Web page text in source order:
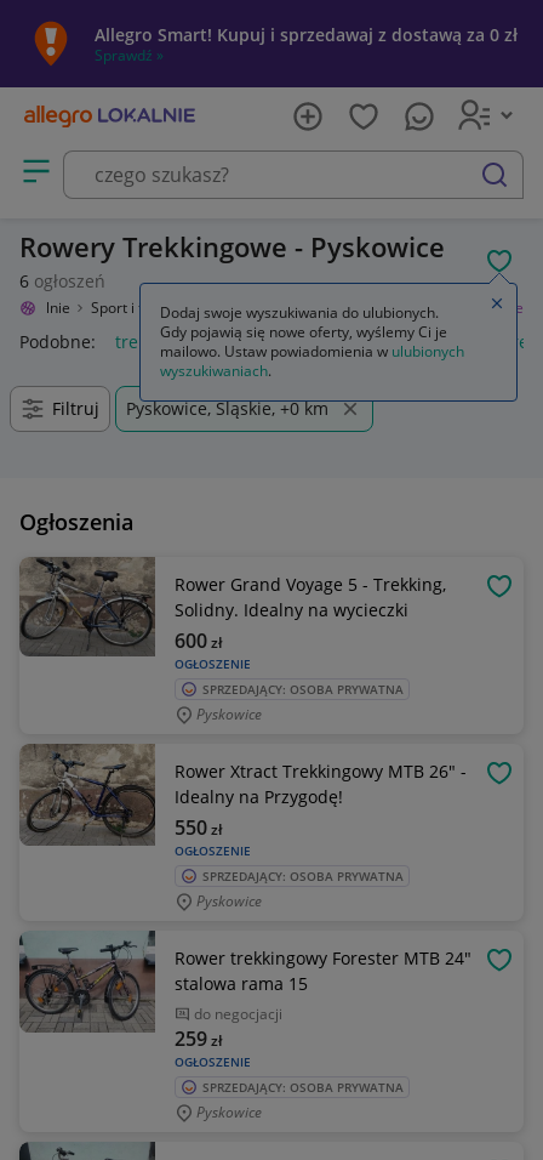
Allegro Smart! Kupuj i sprzedawaj z dostawą za 0 zł
Sprawdź »
Otwórz menu z kategoriami
szukaj
Rowery Trekkingowe - Pyskowice
6 ogłoszeń
Lokalnie Sport i turystyka Rowery i akcesoria Rowery Trekkingowe
Podobne: trekkingowe buty trekkingowe damskie buty
Filtruj Pyskowice, Śląskie, +0 km
Ogłoszenia
Rower Grand Voyage 5 - Trekking,
Solidny. Idealny na wycieczki
OGŁOSZENIE
600zł
SPRZEDAJĄCY: OSOBA PRYWATNA
Pyskowice
Rower Xtract Trekkingowy MTB 26" -
Idealny na Przygodę!
OGŁOSZENIE
550zł
SPRZEDAJĄCY: OSOBA PRYWATNA
Pyskowice
Rower trekkingowy Forester MTB 24"
stalowa rama 15
do negocjacji
OGŁOSZENIE
259zł
SPRZEDAJĄCY: OSOBA PRYWATNA
Pyskowice
Dodaj swoje wyszukiwania do ulubionych.
Gdy pojawią się nowe oferty, wyślemy Ci je
mailowo. Ustaw powiadomienia w ulubionych
wyszukiwaniach.